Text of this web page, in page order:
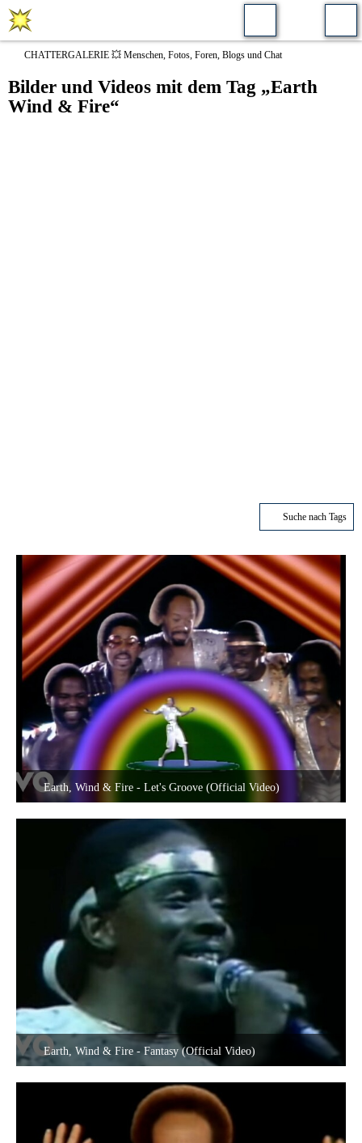
CHATTERGALERIE 💥 Menschen, Fotos, Foren, Blogs und Chat
Bilder und Videos mit dem Tag „Earth
Wind & Fire“
Suche nach Tags
Earth, Wind & Fire - Let's Groove (Official Video)
12. Oktober 2020 um 12:54
Earth, Wind & Fire - Fantasy (Official Video)
3. September 2020 um 18:13